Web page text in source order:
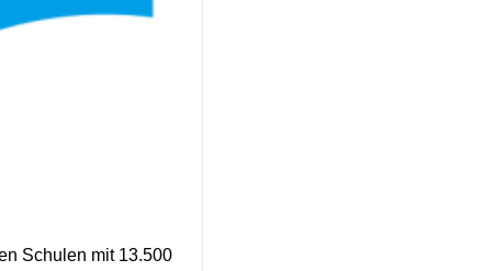
Schulen mit 13.500